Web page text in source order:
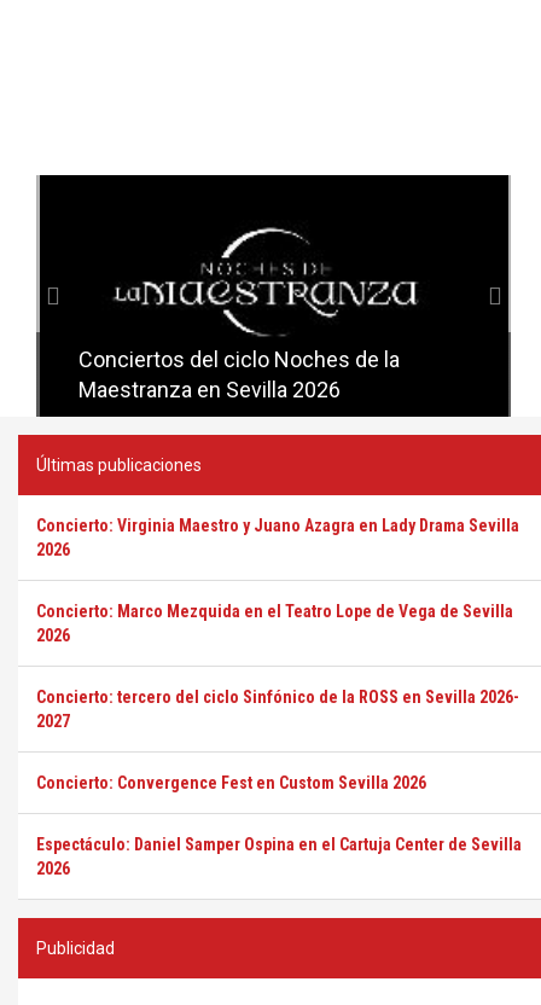
Conciertos del ciclo Noches de la
Maestranza en Sevilla 2026
Conciertos del ciclo Candlelight en
Sevilla
Últimas publicaciones
Concierto: Virginia Maestro y Juano Azagra en Lady Drama Sevilla
2026
Concierto: Marco Mezquida en el Teatro Lope de Vega de Sevilla
2026
Concierto: tercero del ciclo Sinfónico de la ROSS en Sevilla 2026-
2027
Concierto: Convergence Fest en Custom Sevilla 2026
Espectáculo: Daniel Samper Ospina en el Cartuja Center de Sevilla
2026
Publicidad